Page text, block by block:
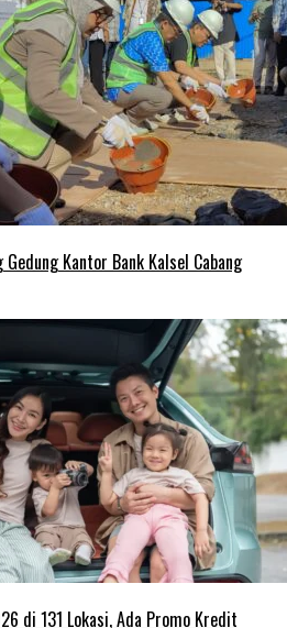
Kantor Bank Kalsel Cabang
di 131 Lokasi, Ada Promo Kredit